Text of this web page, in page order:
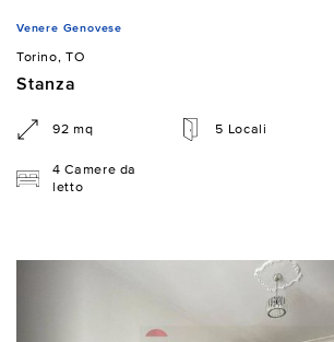
Venere Genovese
Torino, TO
Stanza
92 mq 5 Locali
4 Camere da
letto